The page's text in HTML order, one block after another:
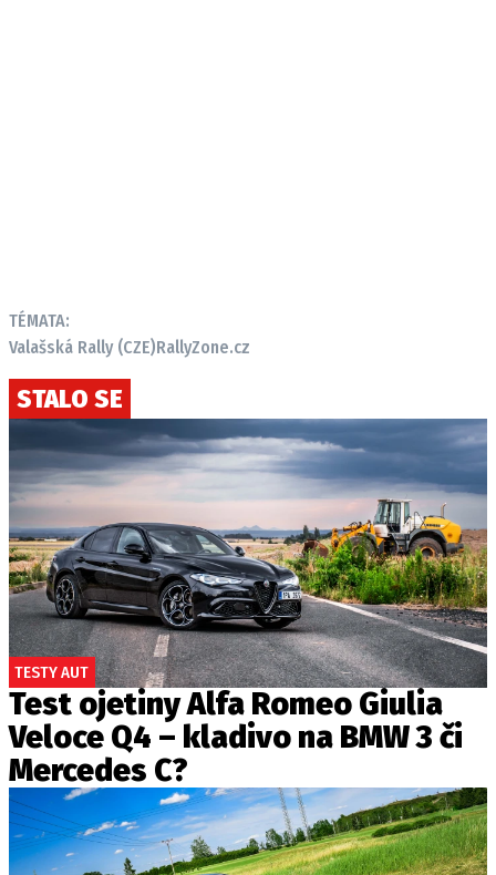
TÉMATA:
Valašská Rally (CZE)RallyZone.cz
STALO SE
TESTY AUT
Test ojetiny Alfa Romeo Giulia
Veloce Q4 – kladivo na BMW 3 či
Mercedes C?